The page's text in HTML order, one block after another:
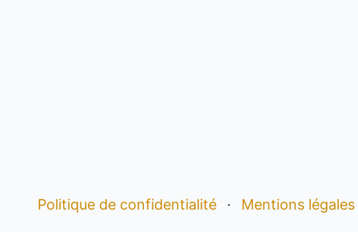
Politique de confidentialité · Mentions légales